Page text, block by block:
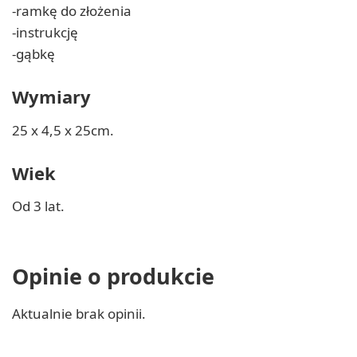
-ramkę do złożenia
-instrukcję
-gąbkę
Wymiary
25 x 4,5 x 25cm.
Wiek
Od 3 lat.
Opinie o produkcie
Aktualnie brak opinii.